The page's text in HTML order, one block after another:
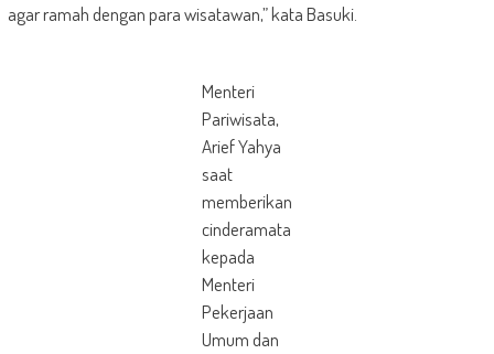
agar ramah dengan para wisatawan,” kata Basuki.
Menteri
Pariwisata,
Arief Yahya
saat
memberikan
cinderamata
kepada
Menteri
Pekerjaan
Umum dan